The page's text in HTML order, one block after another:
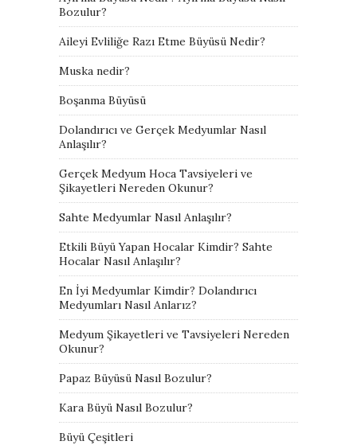
Bozulur?
Aileyi Evliliğe Razı Etme Büyüsü Nedir?
Muska nedir?
Boşanma Büyüsü
Dolandırıcı ve Gerçek Medyumlar Nasıl
Anlaşılır?
Gerçek Medyum Hoca Tavsiyeleri ve
Şikayetleri Nereden Okunur?
Sahte Medyumlar Nasıl Anlaşılır?
Etkili Büyü Yapan Hocalar Kimdir? Sahte
Hocalar Nasıl Anlaşılır?
En İyi Medyumlar Kimdir? Dolandırıcı
Medyumları Nasıl Anlarız?
Medyum Şikayetleri ve Tavsiyeleri Nereden
Okunur?
Papaz Büyüsü Nasıl Bozulur?
Kara Büyü Nasıl Bozulur?
Büyü Çeşitleri